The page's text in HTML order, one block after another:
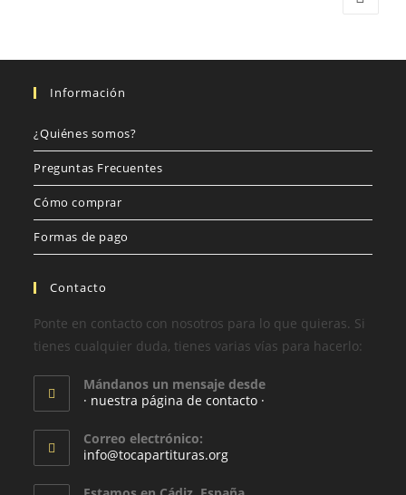
Información
¿Quiénes somos?
Preguntas Frecuentes
Cómo comprar
Formas de pago
Contacto
Ponte en contacto con nosotros para lo que quieras. Si
tienes cualquier duda, tienes varias vías para hacerlo:
Mándanos un mensaje desde
· nuestra página de contacto ·
Correo electrónico:
info@tocapartituras.org